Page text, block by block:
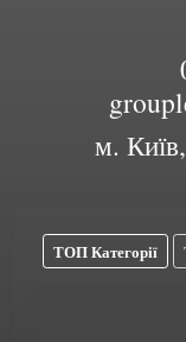
м.
ТОП Категорії